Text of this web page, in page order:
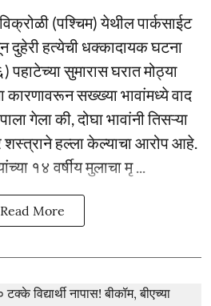
(पश्चिम) येथील पार्कसाईट
दुहेरी हत्येची धक्कादायक घटना
सुमारास घरात मोठ्या
कारणावरून सख्ख्या भावांमध्ये वाद
गेला की, दोघा भावांनी तिसऱ्या
शस्त्राने हल्ला केल्याचा आरोप आहे.
१४ वर्षीय मुलाचा मृ ...
Read More